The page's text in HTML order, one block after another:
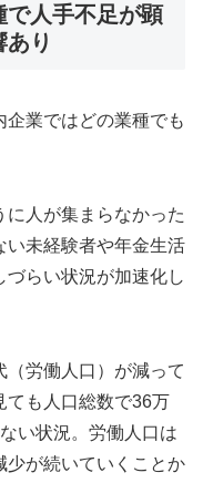
で人手不足が顕
り
企業ではどの業種でも
人が集まらなかった
い未経験者や年金生活
らい状況が加速化し
（労働人口）が減って
ても人口総数で36万
い状況。労働人口は
少が続いていくことか